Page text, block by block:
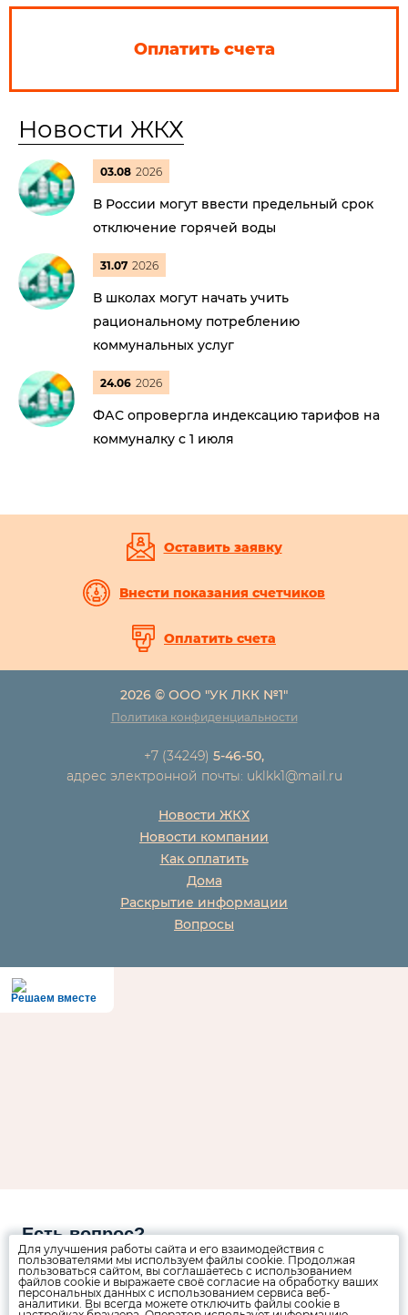
Оплатить счета
Новости ЖКХ
03.08 2026
В России могут ввести предельный срок
отключение горячей воды
31.07 2026
В школах могут начать учить
рациональному потреблению
коммунальных услуг
24.06 2026
ФАС опровергла индексацию тарифов на
коммуналку с 1 июля
Оставить заявку
Внести показания счетчиков
Оплатить счета
2026 © ООО "УК ЛКК №1"
Политика конфиденциальности
+7 (34249) 5-46-50,
адрес электронной почты: uklkk1@mail.ru
Новости ЖКХ
Новости компании
Как оплатить
Дома
Раскрытие информации
Вопросы
Для улучшения работы сайта и его взаимодействия с
пользователями мы используем файлы cookie. Продолжая
пользоваться сайтом, вы соглашаетесь с использованием
файлов cookie и выражаете своё согласие на обработку ваших
персональных данных с использованием сервиса веб-
аналитики. Вы всегда можете отключить файлы cookie в
Решаем вместе
Есть вопрос?
Напишите нам